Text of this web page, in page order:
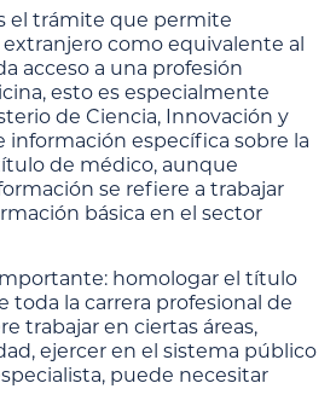
el trámite que permite
como equivalente al
acceso a una profesión
esto es especialmente
de Ciencia, Innovación y
información específica sobre la
de médico, aunque
se refiere a trabajar
básica en el sector
homologar el título
toda la carrera profesional de
trabajar en ciertas áreas,
ejercer en el sistema público
puede necesitar